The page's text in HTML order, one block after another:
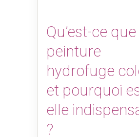
Qu’est-ce
peinture
hydrofuge
et pourquoi
elle
?